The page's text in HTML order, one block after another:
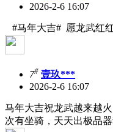
2026-2-6 16:07
#马年大吉# 愿龙武红
7# 壹玖***
2026-2-6 16:07
马年大吉祝龙武越来越
次有坐骑，天天出极品